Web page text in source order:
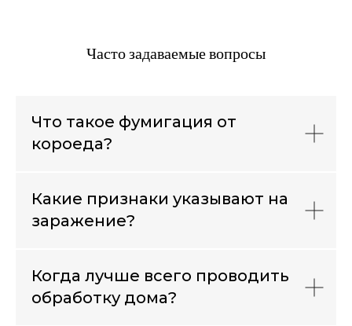
Часто задаваемые вопросы
Что такое фумигация от
короеда?
Какие признаки указывают на
заражение?
Когда лучше всего проводить
обработку дома?